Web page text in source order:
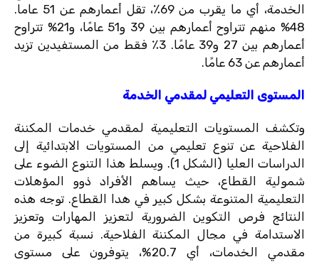
الخدمة، أي ما يقرب من 69٪، تقل أعمارهم عن 51 عاما.
48% منهم تتراوح أعمارهم بين 39 و51 عامًا، و21% تتراوح
أعمارهم بين 27 و39 عامًا. 3٪ فقط من المستفيدين تزيد
أعمارهم عن 63 عامًا.
المستوى التعليمي لمقدمي الخدمة
وتكشف المستويات التعليمية لمقدمي خدمات المكننة
الفلاحية عن تنوع تعليمي من المستويات الابتدائية إلى
الدراسات العليا (الشكل 1). ويسلط هذا التنوع الضوء على
شمولية القطاع، حيث يساهم الأفراد ذوو المؤهلات
التعليمية المتنوعة بشكل كبير في هدا القطاع. توجه هذه
النتائج فرص التكوين الضرورية لتعزيز المهارات وتعزيز
الاستدامة في مجال المكننة الفلاحية. نسبة كبيرة من
مقدمي الخدمات، أي 20.7%، يتوفرون على مستوى